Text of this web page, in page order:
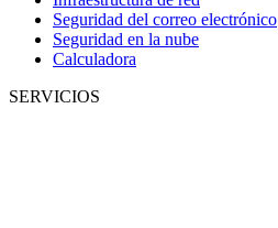
Seguridad del correo electrónico
Seguridad en la nube
Calculadora
SERVICIOS